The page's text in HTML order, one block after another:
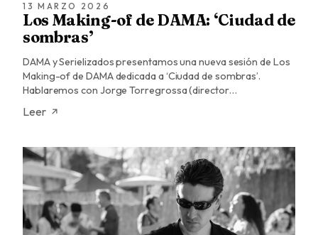
13 MARZO 2026
Los Making-of de DAMA: ‘Ciudad de
sombras’
DAMA y Serielizados presentamos una nueva sesión de Los
Making-of de DAMA dedicada a ‘Ciudad de sombras’.
Hablaremos con Jorge Torregrossa (director…
Leer